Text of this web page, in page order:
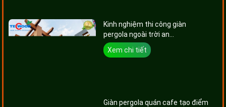
Kinh nghiệm thi công giàn
pergola ngoài trời an...
Xem chi tiết
Giàn pergola quán cafe tạo điểm